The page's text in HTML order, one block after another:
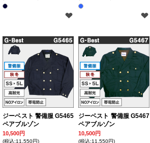
ジーベスト 警備服 G5465
ペアブルゾン
10,500円
(税込:11,550円)
ジーベスト 警備服 G5467
ペアブルゾン
10,500円
(税込:11,550円)